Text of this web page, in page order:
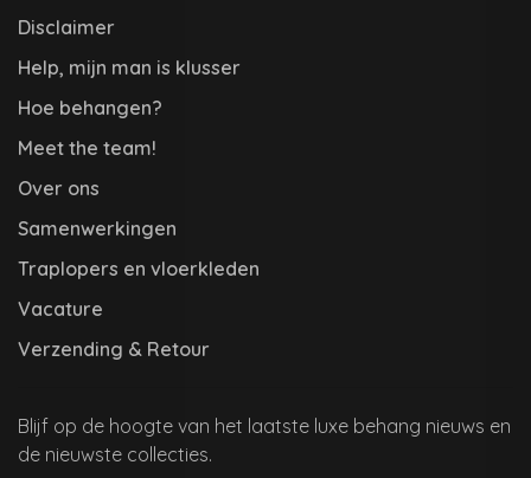
Disclaimer
Help, mijn man is klusser
Hoe behangen?
Meet the team!
Over ons
Samenwerkingen
Traplopers en vloerkleden
Vacature
Verzending & Retour
Blijf op de hoogte van het laatste luxe behang nieuws en
de nieuwste collecties.